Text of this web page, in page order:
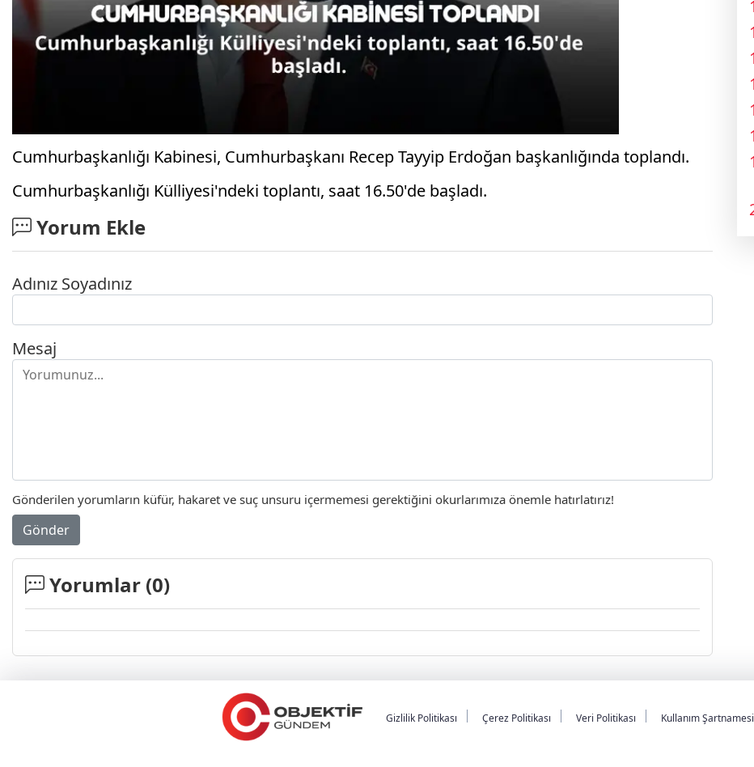
Cumhurbaşkanlığı Kabinesi, Cumhurbaşkanı Recep Tayyip Erdoğan başkanlığında toplandı.
Cumhurbaşkanlığı Külliyesi'ndeki toplantı, saat 16.50'de başladı.
Yorum Ekle
Adınız Soyadınız
Mesaj
Gönderilen yorumların küfür, hakaret ve suç unsuru içermemesi gerektiğini okurlarımıza önemle hatırlatırız!
Gönder
Yorumlar (0)
Gizlilik Politikası Çerez Politikası Veri Politikası Kullanım Şartnamesi